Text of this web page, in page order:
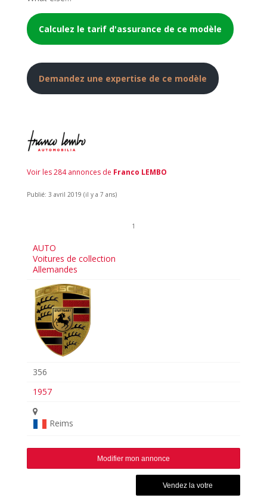
Calculez le tarif d'assurance de ce modèle
Demandez une expertise de ce modèle
Voir les 284 annonces de Franco LEMBO
Publié: 3 avril 2019 (il y a 7 ans)
1
AUTO
Voitures de collection
Allemandes
356
1957
Reims
Modifier mon annonce